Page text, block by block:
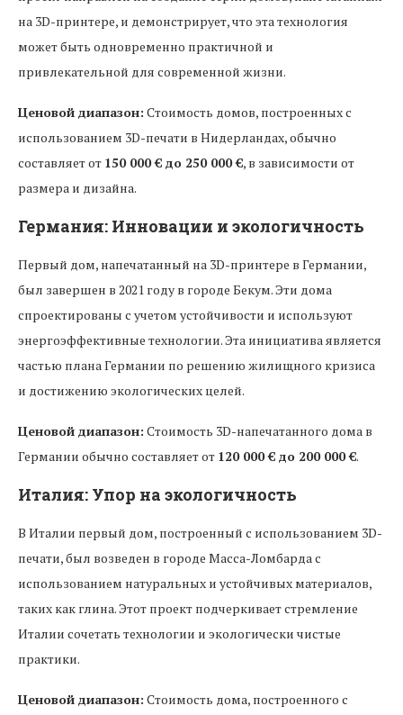
на 3D-принтере, и демонстрирует, что эта технология
может быть одновременно практичной и
привлекательной для современной жизни.
Ценовой диапазон: Стоимость домов, построенных с
использованием 3D-печати в Нидерландах, обычно
составляет от 150 000 € до 250 000 €, в зависимости от
размера и дизайна.
Германия: Инновации и экологичность
Первый дом, напечатанный на 3D-принтере в Германии,
был завершен в 2021 году в городе Бекум. Эти дома
спроектированы с учетом устойчивости и используют
энергоэффективные технологии. Эта инициатива является
частью плана Германии по решению жилищного кризиса
и достижению экологических целей.
Ценовой диапазон: Стоимость 3D-напечатанного дома в
Германии обычно составляет от 120 000 € до 200 000 €.
Италия: Упор на экологичность
В Италии первый дом, построенный с использованием 3D-
печати, был возведен в городе Масса-Ломбарда с
использованием натуральных и устойчивых материалов,
таких как глина. Этот проект подчеркивает стремление
Италии сочетать технологии и экологически чистые
практики.
Ценовой диапазон: Стоимость дома, построенного с